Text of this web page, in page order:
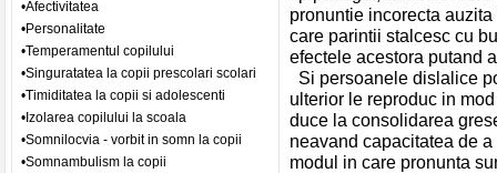
•Afectivitatea
•Personalitate
•Temperamentul copilului
•Singuratatea la copii prescolari scolari
•Timiditatea la copii si adolescenti
•Izolarea copilului la scoala
•Somnilocvia - vorbit in somn la copii
•Somnambulism la copii
pronuntie incorecta
care parintii stalcesc cu
efectele acestora putand
Si persoanele dislalice
ulterior le reproduc in
duce la consolidarea
neavand capacitatea de
modul in care pronunta